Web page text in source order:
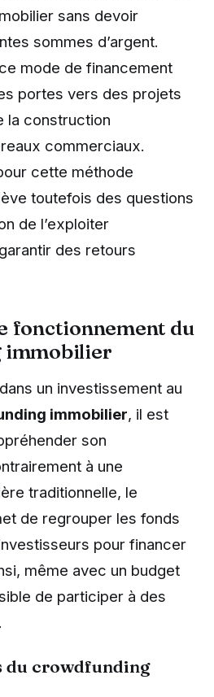
sans devoir
sommes d’argent.
mode de financement
portes vers des projets
la construction
commerciaux.
cette méthode
toutefois des questions
de l’exploiter
des retours
fonctionnement du
immobilier
un investissement au
immobilier, il est
son
à une
traditionnelle, le
de regrouper les fonds
pour financer
même avec un budget
de participer à des
du crowdfunding